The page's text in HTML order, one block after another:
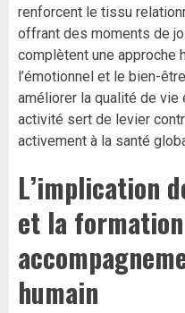
renforcent le tissu
offrant des moments de
complètent une approche
l’émotionnel et le bien-
améliorer la qualité de vie
activité sert de levier
activement à la santé
L’implication
et la
humain